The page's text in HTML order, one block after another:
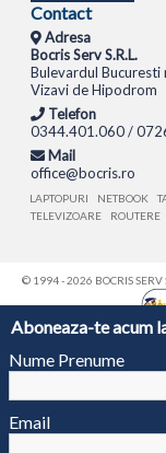
Aboneaza-te acum
Nume Prenume
Email
Contact
Adresa
Bocris Serv S.R.L.
Bulevardul Bucuresti
Vizavi de Hipodrom
Telefon
0344.401.060 /
Mail
office@bocris.ro
LAPTOPURI NETBOOK
TELEVIZOARE
ROUTERE
© 1994 - 2026 BOCRIS